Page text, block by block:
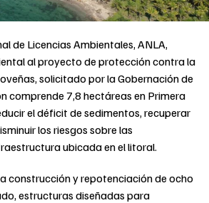
de Licencias Ambientales, ANLA,
al proyecto de protección contra la
solicitado por la Gobernación de
comprende 7,8 hectáreas en Primera
el déficit de sedimentos, recuperar
los riesgos sobre las
ubicada en el litoral.
construcción y repotenciación de ocho
estructuras diseñadas para